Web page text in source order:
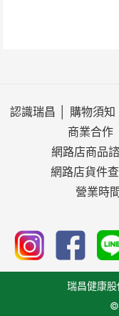
認識瑞昌 購物須知
商業合作
網路店商品
網路店貨件
營業時
瑞昌健康
©